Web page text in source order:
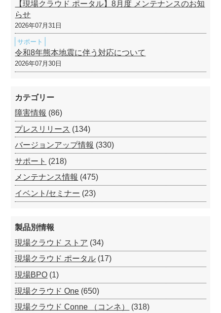
【現場クラウド ポータル】8月度 メンテナンスのお知
らせ
2026年07月31日
サポート
令和8年熊本地震に伴う対応について
2026年07月30日
カテゴリー
障害情報 (86)
プレスリリース (134)
バージョンアップ情報 (330)
サポート (218)
メンテナンス情報 (475)
イベント/セミナー (23)
製品別情報
現場クラウド ストア (34)
現場クラウド ポータル (17)
現場BPO (1)
現場クラウド One (650)
現場クラウド Conne （コンネ）
(318)